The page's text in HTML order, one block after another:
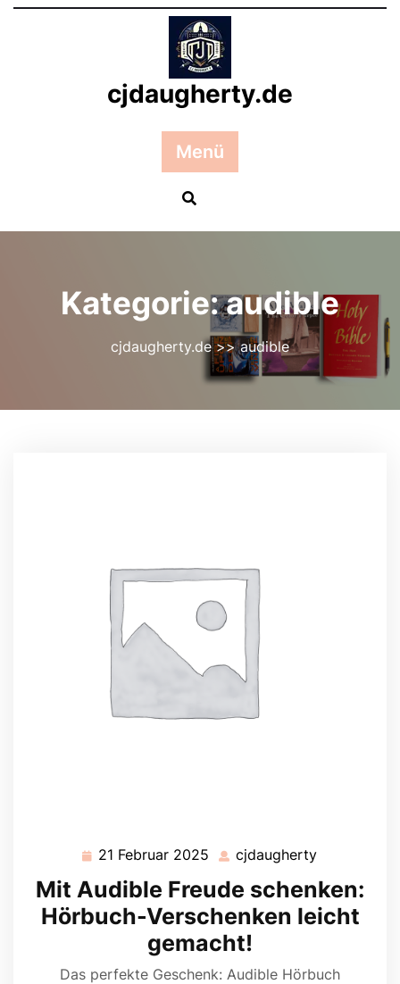
Zum
cjdaugherty.de
Menü
Kategorie:audible
cjdaugherty.de>>audible
21 Februar 2025 21
Februar
2025
cjdaugherty
Mit Audible Freude schenken:
Hörbuch-Verschenken leicht
gemacht!
Das perfekte Geschenk: Audible Hörbuch